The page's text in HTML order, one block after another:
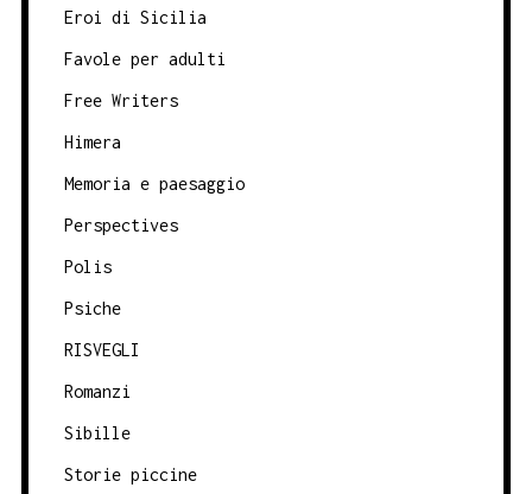
Eroi di Sicilia
Favole per adulti
Free Writers
Himera
Memoria e paesaggio
Perspectives
Polis
Psiche
RISVEGLI
Romanzi
Sibille
Storie piccine